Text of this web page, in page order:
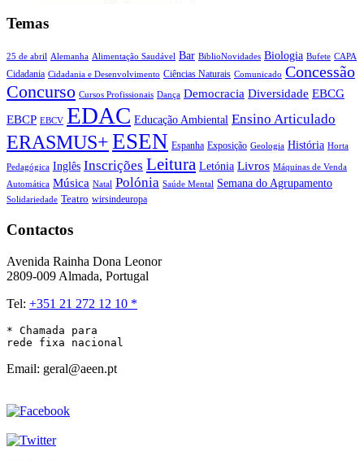
Temas
25 de abril Alemanha Alimentação Saudável Bar BiblioNovidades Biologia Bufete CAPA
Cidadania Cidadania e Desenvolvimento Ciências Naturais Comunicado Concessão
Concurso Cursos Profissionais Dança Democracia Diversidade EBCG
EBCP EBCV EDAC Educação Ambiental Ensino Articulado
ERASMUS+ESEN Espanha Exposição Geologia História Horta
Pedagógica Inglês Inscrições Leitura Letónia Livros Máquinas de Venda
Automática Música Natal Polónia Saúde Mental Semana do Agrupamento
Solidariedade Teatro wirsindeuropa
Contactos
Avenida Rainha Dona Leonor
2809-009 Almada, Portugal
Tel: +351 21 272 12 10 *
* Chamada para
rede fixa nacional
Email: geral@aeen.pt